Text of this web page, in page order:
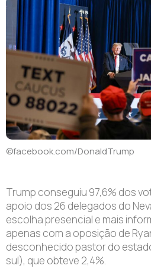
©facebook.com/DonaldTrump
Trump conseguiu 97,6% dos
apoio dos 26 delegados do
escolha presencial e mais
apenas com a oposição de
desconhecido pastor do
sul), que obteve 2,4%.